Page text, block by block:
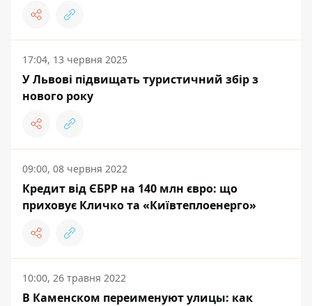
17:04, 13 червня 2025
У Львові підвищать туристичний збір з
нового року
09:00, 08 червня 2022
Кредит від ЄБРР на 140 млн євро: що
приховує Кличко та «Київтеплоенерго»
10:00, 26 травня 2022
В Каменском переименуют улицы: как